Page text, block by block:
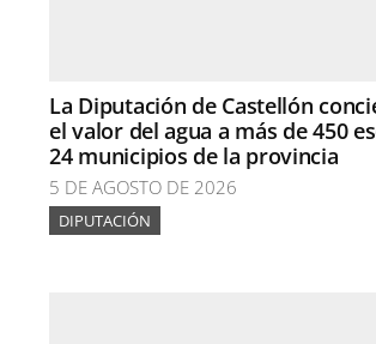
La Diputación de Castellón
el valor del agua a más de 450
24 municipios de la provincia
5 DE AGOSTO DE 2026
DIPUTACIÓN